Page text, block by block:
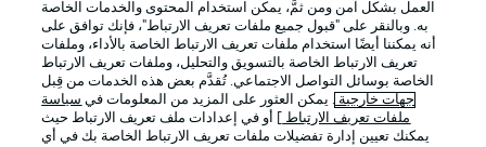
Football as it's meant to be
العمل بشكل آمن ومن ثمَّ، يمكن استخدام المحتوى والخدمات الخاصة
به. وبالنقر على "قبول جميع ملفات تعريف الارتباط"، فإنك توافق على
أنه يمكننا أيضًا استخدام ملفات تعريف الارتباط الخاصة بالأداء، وملفات
تعريف الارتباط الخاصة بالتسويق والتحليل، وملفات تعريف الارتباط
الخاصة بوسائل التواصل الاجتماعي. تُقدَّم بعض هذه الخدمات من قِبل
جهات خارجية . يمكن العثور على المزيد من المعلومات في سياسة
ملفات تعريف الارتباط
] أو في إعدادات ملف تعريف الارتباط حيث
يمكنك تعيين إدارة تفضيلات ملفات تعريف الارتباط الخاصة بك في أي